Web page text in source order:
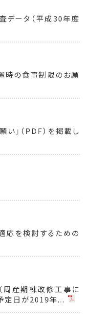
データ（平成30年度
時の食事制限のお願
い」（PDF）を掲載し
応を検討するための
周産期棟改修工事に
定日が2019年...